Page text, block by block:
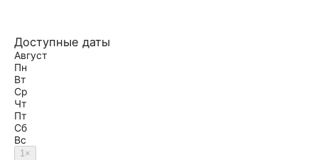
Доступные даты
Август
Пн
Вт
Ср
Чт
Пт
Сб
Вс
1×